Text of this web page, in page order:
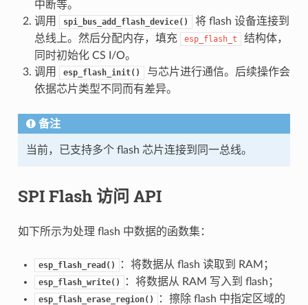
中断等。
调用
spi_bus_add_flash_device()
将 flash 设备连接到
总线上。然后分配内存，填充
esp_flash_t
结构体，
同时初始化 CS I/O。
调用
esp_flash_init()
与芯片进行通信。后续操作会
依据芯片类型不同而有差异。
备注
当前，已支持多个 flash 芯片连接到同一总线。
SPI Flash 访问 API
如下所示为处理 flash 中数据的函数集：
esp_flash_read() ：将数据从 flash 读取到 RAM；
esp_flash_write() ：将数据从 RAM 写入到 flash；
esp_flash_erase_region()
：擦除 flash 中指定区域的